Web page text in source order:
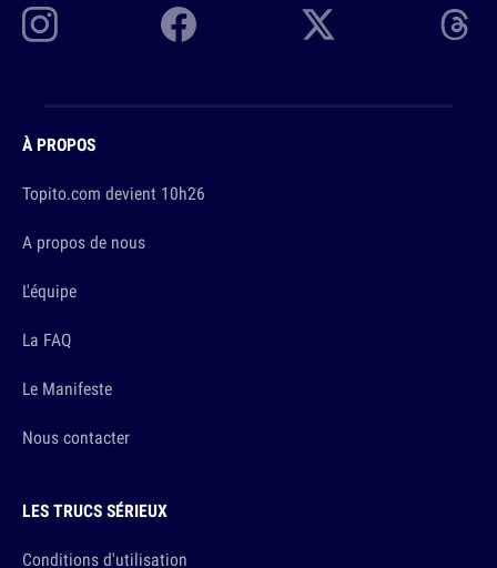
À PROPOS
Topito.com devient 10h26
A propos de nous
L'équipe
La FAQ
Le Manifeste
Nous contacter
LES TRUCS SÉRIEUX
Conditions d'utilisation